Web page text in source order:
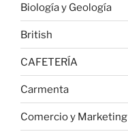
Biología y Geología
British
CAFETERÍA
Carmenta
Comercio y Marketing